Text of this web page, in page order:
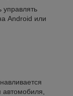
Android или